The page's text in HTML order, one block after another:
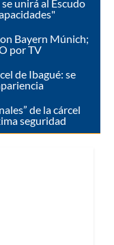
unirá al Escudo
Bayern Múnich;
por TV
de Ibagué: se
de la cárcel
seguridad